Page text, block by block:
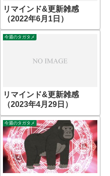
リマインド&更新雑感
（2022年6月1日）
今週のタガタメ
リマインド&更新雑感
（2023年4月29日）
今週のタガタメ